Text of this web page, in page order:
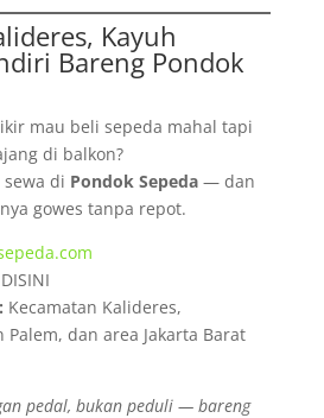
Kayuh
Bareng Pondok
mau beli sepeda mahal tapi
di balkon?
sewa di Pondok Sepeda— dan
gowes tanpa repot.
Kecamatan Kalideres,
Palem, dan area Jakarta Barat
pedal, bukan peduli — bareng